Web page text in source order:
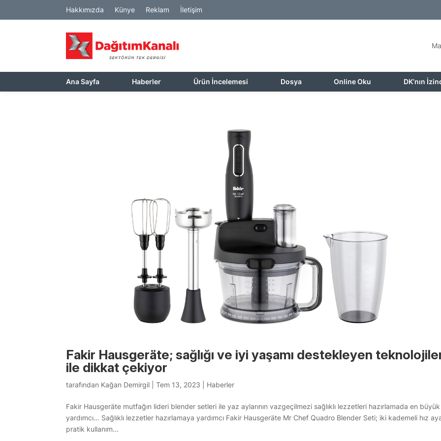
Hakkımızda Künye Reklam İletişim
Ana Sayfa Haberler Ürün İncelemesi Dosya Online Oku DK’nın
Fakir Hausgeräte; sağlığı ve iyi yaşamı destekleyen
ile dikkat çekiyor
tarafından Kağan Demirgil |Tem 13, 2023 Haberler
Fakir Hausgeräte mutfağın lideri blender setleri ile yaz aylarının vazgeçilmezi sağlıklı lezzetleri hazırlamada en büyük
yardımcı… Sağlıklı lezzetler hazırlamaya yardımcı Fakir Hausgeräte Mr Chef Quadro Blender Seti; iki kademeli hız
pratik kullanım...